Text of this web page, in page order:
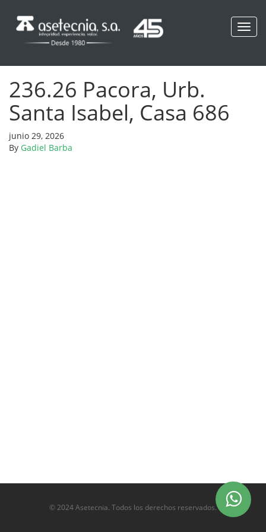
236.26 Pacora, Urb.
Santa Isabel, Casa 686
junio 29, 2026
By Gadiel Barba
© 2024 Asetecnia. Todos los derechos reservados.